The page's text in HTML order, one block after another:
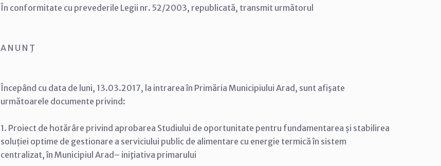
În conformitate cu prevederile Legii nr. 52/2003, republicată, transmit următorul
A N U N Ţ
Începând cu data de luni, 13.03.2017, la intrarea în Primăria Municipiului Arad, sunt afişate
următoarele documente privind:
1. Proiect de hotărâre privind aprobarea Studiului de oportunitate pentru fundamentarea și stabilirea
soluției optime de gestionare a serviciului public de alimentare cu energie termică în sistem
centralizat, în Municipiul Arad– iniţiativa primarului